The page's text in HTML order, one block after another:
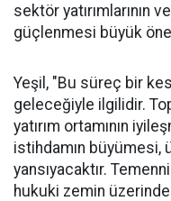
sektör yatırımlarının
güçlenmesi büyük
Yeşil, "Bu süreç bir
geleceğiyle ilgilidir.
yatırım ortamının
istihdamın büyümesi,
yansıyacaktır.
hukuki zemin